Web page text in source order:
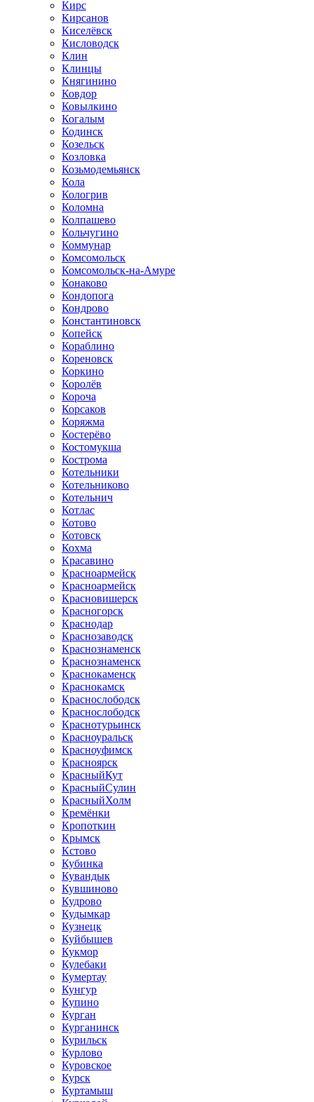
Кирс
Кирсанов
Киселёвск
Кисловодск
Клин
Клинцы
Княгинино
Ковдор
Ковылкино
Когалым
Кодинск
Козельск
Козловка
Козьмодемьянск
Кола
Кологрив
Коломна
Колпашево
Кольчугино
Коммунар
Комсомольск
Комсомольск-на-Амуре
Конаково
Кондопога
Кондрово
Константиновск
Копейск
Кораблино
Кореновск
Коркино
Королёв
Короча
Корсаков
Коряжма
Костерёво
Костомукша
Кострома
Котельники
Котельниково
Котельнич
Котлас
Котово
Котовск
Кохма
Красавино
Красноармейск
Красноармейск
Красновишерск
Красногорск
Краснодар
Краснозаводск
Краснознаменск
Краснознаменск
Краснокаменск
Краснокамск
Краснослободск
Краснослободск
Краснотурьинск
Красноуральск
Красноуфимск
Красноярск
КрасныйКут
КрасныйСулин
КрасныйХолм
Кремёнки
Кропоткин
Крымск
Кстово
Кубинка
Кувандык
Кувшиново
Кудрово
Кудымкар
Кузнецк
Куйбышев
Кукмор
Кулебаки
Кумертау
Кунгур
Купино
Курган
Курганинск
Курильск
Курлово
Куровское
Курск
Куртамыш